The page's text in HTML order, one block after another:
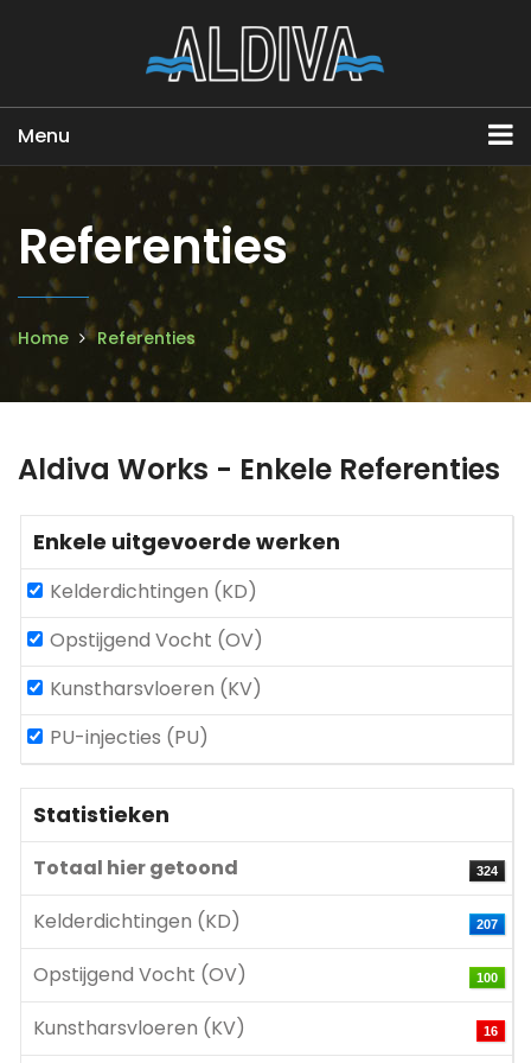
Menu
Referenties
Home Referenties
Aldiva Works - Enkele Referenties
Enkele uitgevoerde werken
Kelderdichtingen (KD)
Opstijgend Vocht (OV)
Kunstharsvloeren (KV)
PU-injecties (PU)
Statistieken
Totaal hier getoond 324
Kelderdichtingen (KD) 207
Opstijgend Vocht (OV) 100
Kunstharsvloeren (KV) 16